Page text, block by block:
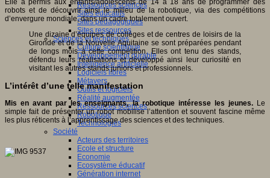
Ressources sciences
Sites éducatifs
Sites pédagogiques
Sites ressources
Sciences et techniques
Culture scientifique
Développement durable
Intelligence artificielle
Logiciels libres
Métavers
Outils et logiciels
Réalité augmentée
Ressources sciences
Robotique
Technologies
Société
Acteurs des territoires
Ecole et structure
Economie
Ecosystème éducatif
Génération internet
Elle a permis aux enfants/adolescents de 14 à 18 ans de programmer des
robots et de découvrir ainsi le milieu de la robotique, via des compétitions
d’envergure mondiale, dans un cadre totalement ouvert.
Une dizaine d’équipes de collèges et de centres de loisirs de la
Gironde et de la Nouvelle Aquitaine se sont préparées pendant
de longs mois à cette compétition. Elles ont tenu des stands,
défendu leurs réalisations et développé ainsi leur curiosité en
visitant les autres stands juniors et professionnels.
L’intérêt d’une telle manifestation
Mis en avant par les enseignants, la robotique intéresse les jeunes.Le
simple fait de présenter un robot mobilise l’attention et souvent fascine même
les plus réticents à l’apprentissage des sciences et des techniques.